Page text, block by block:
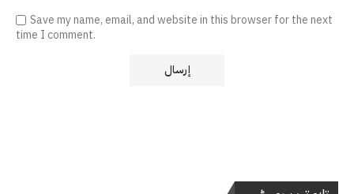
Save my name, email, and website in this browser for the next
time I comment.